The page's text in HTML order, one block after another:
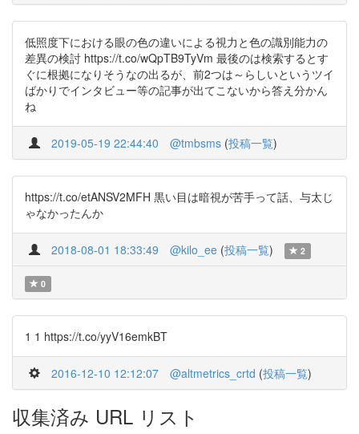
低照度下における眼の色の違いによる視力と色の識別能力の
差異の検討 https://t.co/wQpTB9TyVm 最後のは検索するとす
ぐに根拠になりそうなの出るが、前2つは～らしいというツイ
ばかりでインタビュー等の記事が出てこないから答え分かん
ね
2019-05-19 22:44:40 @tmbsms (投稿一覧)
https://t.co/etANSV2MFH 黒い目は暗視が苦手って話、与太じ
ゃなかったんか
2018-08-01 18:33:49 @kilo_ee (投稿一覧) 2
0
1 1 https://t.co/yyV16emkBT
2016-12-10 12:12:07 @altmetrics_crtd (投稿一覧)
収集済み URL リスト